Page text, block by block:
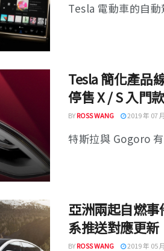
Tesla 電動車的自
Tesla 簡化產品
停售 X / S 入門
BYROSS WANG 2019 年 07
特斯拉與 Gogoro
亞洲兩起自燃事
系推送對應更新
BYROSS WANG 2019 年 05